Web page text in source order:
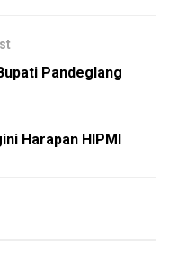
Pandeglang
Harapan HIPMI